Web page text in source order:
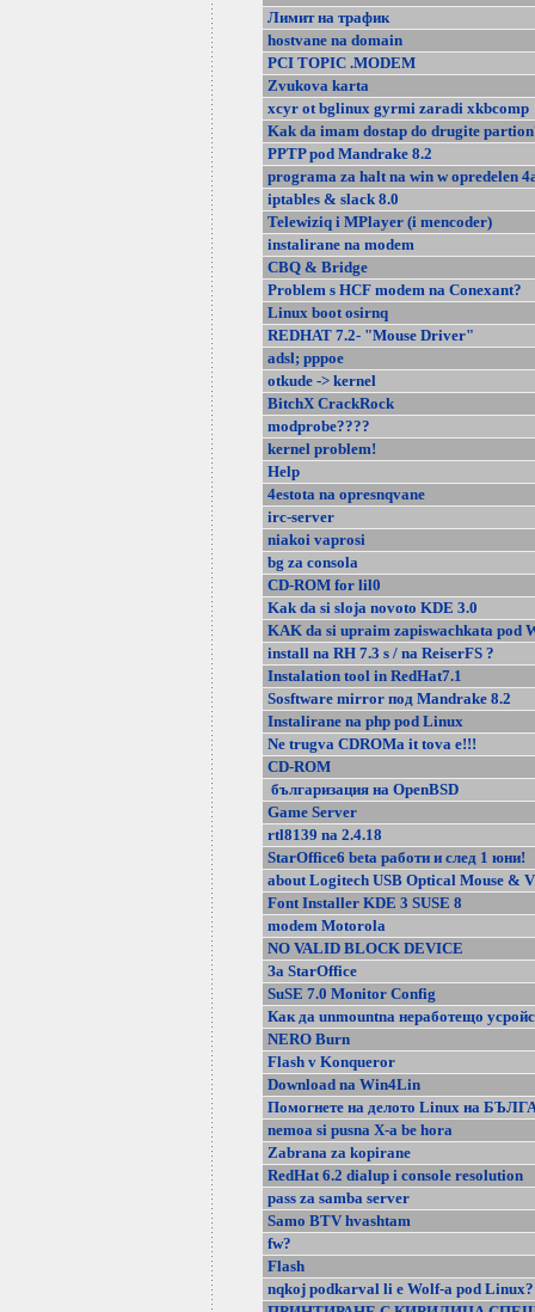
Лимит на трафик
hostvane na domain
PCI TOPIC .MODEM
Zvukova karta
xcyr ot bglinux gyrmi zaradi xkbcomp
Kak da imam dostap do drugite
PPTP pod Mandrake 8.2
programa za halt na win w opredelen
iptables & slack 8.0
Telewiziq i MPlayer (i mencoder)
instalirane na modem
CBQ & Bridge
Problem s HCF modem na Conexant?
Linux boot osirnq
REDHAT 7.2- "Mouse Driver"
adsl; pppoe
otkude -> kernel
BitchX CrackRock
modprobe????
kernel problem!
Help
4estota na opresnqvane
irc-server
niakoi vaprosi
bg za consola
CD-ROM for lil0
Kak da si sloja novoto KDE 3.0
KAK da si upraim zapiswachkata pod
install na RH 7.3 s / na ReiserFS ?
Instalation tool in RedHat7.1
Sosftware mirror под Mandrake 8.2
Instalirane na php pod Linux
Ne trugva CDROMa it tova e!!!
CD-ROM
българизация на OpenBSD
Game Server
rtl8139 na 2.4.18
StarOffice6 beta работи и след 1 юни!
about Logitech USB Optical Mouse &
Font Installer KDE 3 SUSE 8
modem Motorola
NO VALID BLOCK DEVICE
За StarOffice
SuSE 7.0 Monitor Config
Как да unmountna неработещо
NERO Burn
Flash v Konqueror
Download na Win4Lin
Помогнете на делото Linux на
nemoa si pusna X-a be hora
Zabrana za kopirane
RedHat 6.2 dialup i console resolution
pass za samba server
Samo BTV hvashtam
fw?
Flash
nqkoj podkarval li e Wolf-a pod